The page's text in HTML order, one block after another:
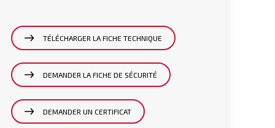
TÉLÉCHARGER LA FICHE TECHNIQUE
DEMANDER LA FICHE DE SÉCURITÉ
DEMANDER UN CERTIFICAT